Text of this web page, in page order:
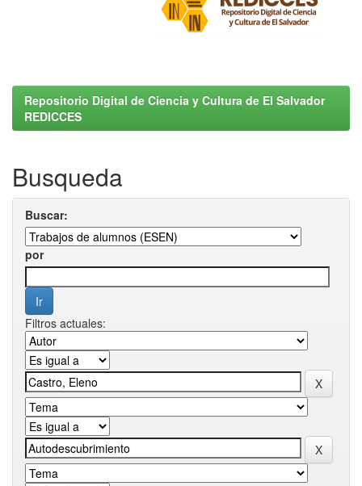
Repositorio Digital de Ciencia y Cultura de El Salvador
REDICCES
Busqueda
Buscar:
por
Filtros actuales: